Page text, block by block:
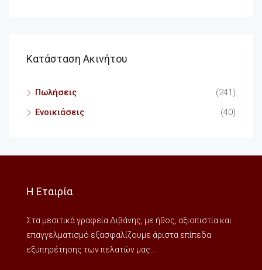
Κατάσταση Ακινήτου
Πωλήσεις
(241)
Ενοικιάσεις
(40)
Η Εταιρία
Στα μεσιτικά γραφεία Διβάνης, με ήθος, αξιοπιστία και
επαγγελματισμό εξασφαλίζουμε άριστα επίπεδα
εξυπηρέτησης των πελατών μας...